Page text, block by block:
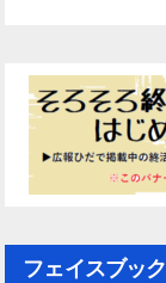
フェイスブック